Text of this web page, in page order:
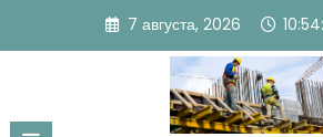
содержимому
7 августа, 2026